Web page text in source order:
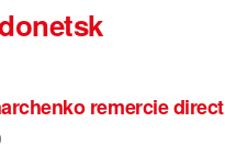
remercie